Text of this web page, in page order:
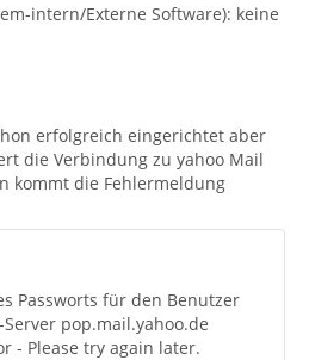
intern/Externe Software): keine
erfolgreich eingerichtet aber
die Verbindung zu yahoo Mail
kommt die Fehlermeldung
Passworts für den Benutzer
pop.mail.yahoo.de
- Please try again later.